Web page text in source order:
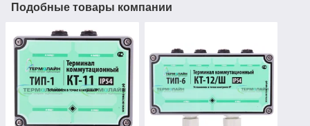
Подобные товары компании